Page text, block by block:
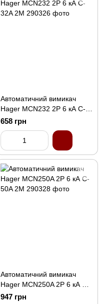
Автоматичний вимикач
Hager MCN232 2P 6 кА C-
32A 2M
658 грн
Автоматичний вимикач
Hager MCN250A 2P 6 кА C-
50A 2M
947 грн